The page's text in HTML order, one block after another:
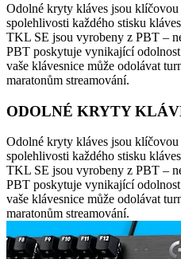
Odolné kryty kláves jsou klíčovou
spolehlivosti každého stisku
TKL SE jsou vyrobeny z PBT –
PBT poskytuje vynikající
vaše klávesnice může odolávat
maratonům streamování.
ODOLNÉ KRYTY
Odolné kryty kláves jsou klíčovou
spolehlivosti každého stisku
TKL SE jsou vyrobeny z PBT –
PBT poskytuje vynikající
vaše klávesnice může odolávat
maratonům streamování.